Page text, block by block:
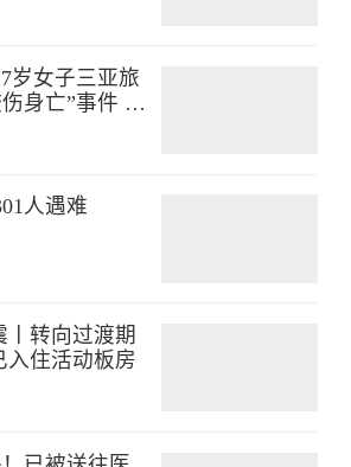
岁女子三亚旅
身亡”事件 家
人遇难
丨转向过渡期
入住活动板房